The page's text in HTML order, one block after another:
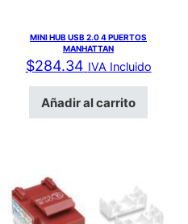
MINI HUB USB 2.0 4 PUERTOS
MANHATTAN
$284.34 IVA Incluido
Añadir al carrito